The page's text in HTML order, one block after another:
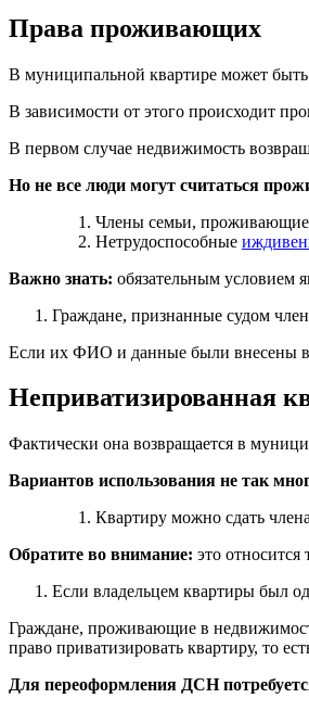
Права проживающих
В муниципальной квартире может быть
В зависимости от этого происходит
В первом случае недвижимость
Но не все люди могут считаться
Члены семьи, проживающие
Нетрудоспособные
Важно знать: обязательным условием
Граждане, признанные судом
Если их ФИО и данные были внесены в
Неприватизированная
Фактически она возвращается в
Вариантов использования не так
Квартиру можно сдать
Обратите во внимание: это
Если владельцем квартиры был
Граждане, проживающие в
право приватизировать квартиру, то
Для переоформления ДСН